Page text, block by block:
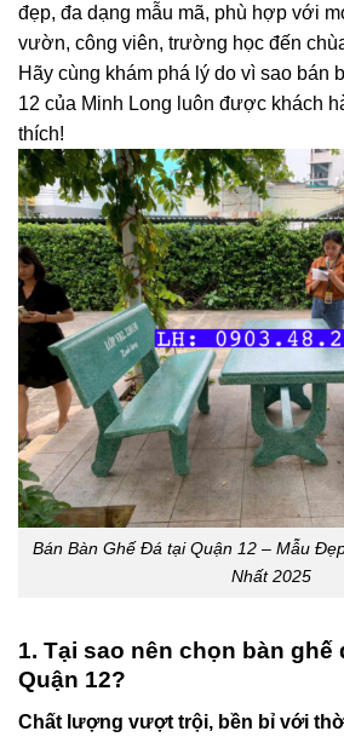
đẹp, đa dạng mẫu mã, phù hợp với
vườn, công viên, trường học đến
Hãy cùng khám phá lý do vì sao bán
12 của Minh Long luôn được khách
thích!
Bán Bàn Ghế Đá tại Quận 12 – Mẫu
Nhất 2025
1. Tại sao nên chọn bàn ghế
Quận 12?
Chất lượng vượt trội, bền bỉ với